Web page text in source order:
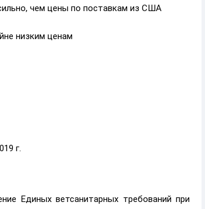
чем цены по поставкам из США
низким ценам
г.
Единых ветсанитарных требований при